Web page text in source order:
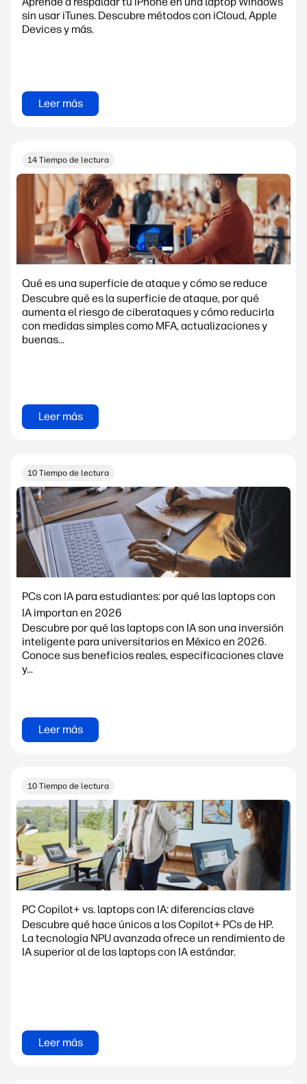
sin usar iTunes. Descubre métodos con iCloud, Apple
Devices y más.
Leer más
14 Tiempo de lectura
Qué es una superficie de ataque y cómo se reduce
Descubre qué es la superficie de ataque, por qué
aumenta el riesgo de ciberataques y cómo reducirla
con medidas simples como MFA, actualizaciones y
buenas...
Leer más
10 Tiempo de lectura
PCs con IA para estudiantes: por qué las laptops con
IA importan en 2026
Descubre por qué las laptops con IA son una inversión
inteligente para universitarios en México en 2026.
Conoce sus beneficios reales, especificaciones clave
y...
Leer más
10 Tiempo de lectura
PC Copilot+ vs. laptops con IA: diferencias clave
Descubre qué hace únicos a los Copilot+ PCs de HP.
La tecnología NPU avanzada ofrece un rendimiento de
IA superior al de las laptops con IA estándar.
Leer más